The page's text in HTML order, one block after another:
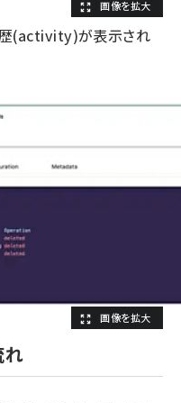
(activity)が表示され